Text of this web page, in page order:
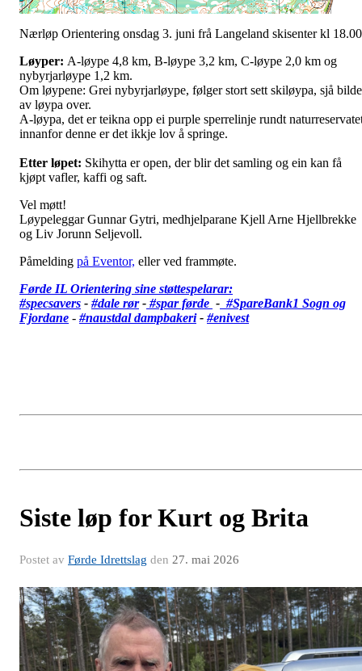
Nærløp Orientering onsdag 3. juni frå Langeland skisenter kl
Løyper: A-løype 4,8 km, B-løype 3,2 km, C-løype 2,0 km og
nybyrjarløype 1,2 km.
Om løypene: Grei nybyrjarløype, følger stort sett skiløypa, sjå bilde
av løypa over.
A-løypa, det er teikna opp ei purple sperrelinje rundt
innanfor denne er det ikkje lov å springe.
Etter løpet: Skihytta er open, der blir det samling og ein kan få
kjøpt vafler, kaffi og saft.
Vel møtt!
Løypeleggar Gunnar Gytri, medhjelparane Kjell Arne Hjellbrekke
og Liv Jorunn Seljevoll.
Påmelding på Eventor, eller ved frammøte.
Førde IL Orientering sine støttespelarar:
#specsavers - #dale rør- #spar førde - #SpareBank1 Sogn og
Fjordane - #naustdal dampbakeri - #enivest
Siste løp for Kurt og Brita
Postet av Førde Idrettslag den 27. mai 2026